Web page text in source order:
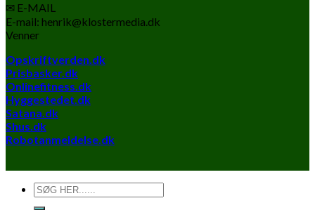
✉ E-MAIL
E-mail: henrik@klostermedia.dk
Venner
Opskriftverden.dk
Prisbasker.dk
Onlinefitness.dk
Hyggestedet.dk
Satana.dk
Shus.dk
Robotanmeldelse.dk
Søg
efter: